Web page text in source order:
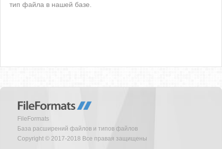
тип файла в нашей базе.
FileFormats
База расширений файлов и типов файлов
Copyright © 2017-2018 Все правая защищены